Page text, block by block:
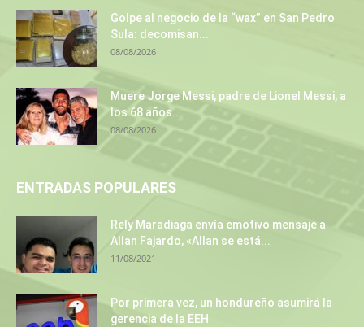
Golpe al negocio de la “wax” en San Pedro
Sula: decomisan...
08/08/2026
Muere Jorge Messi, padre de Lionel Messi, a
los 68 años...
08/08/2026
ENTRADAS POPULARES
Rely Maradiaga envía emotivo mensaje a
Allan Fajardo, «Allan se está...
11/08/2021
Por primera vez, un hondureño asumirá la
gerencia de la EEH